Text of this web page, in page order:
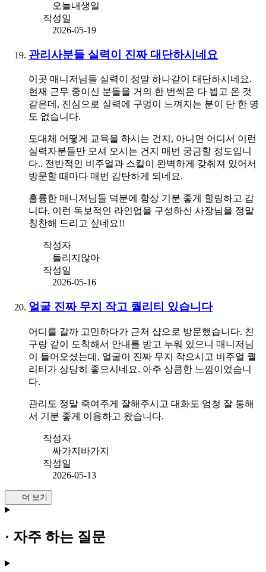
오늘내생일
작성일
2026-05-19
관리사분들 실력이 진짜 대단하시네요
이곳 매니저님들 실력이 정말 하나같이 대단하시네요.
현재 근무 중이신 분들을 거의 한 번씩은 다 뵙고 온 것
같은데, 진심으로 실력에 구멍이 느껴지는 분이 단 한 명
도 없습니다.
도대체 어떻게 교육을 하시는 건지, 아니면 어디서 이런
실력자분들만 모셔 오시는 건지 매번 궁금할 정도입니
다.. 전반적인 비주얼과 스킬이 완벽하게 갖춰져 있어서
방문할 때마다 매번 감탄하게 되네요.
훌륭한 매니저님들 덕분에 항상 기분 좋게 힐링하고 갑
니다. 이런 독보적인 라인업을 구성하신 사장님을 정말
칭찬해 드리고 싶네요!!
작성자
들리지않아
작성일
2026-05-16
얼굴 진짜 무지 작고 퀄리티 있습니다
어디를 갈까 고민하다가 근처 샵으로 방문했습니다. 친
구랑 같이 도착해서 안내를 받고 누워 있으니 매니저님
이 들어오셨는데, 얼굴이 진짜 무지 작으시고 비주얼 퀄
리티가 상당히 좋으시네요. 아주 상큼한 느낌이었습니
다.
관리도 정말 죽여주게 잘해주시고 대화도 엄청 잘 통해
서 기분 좋게 이용하고 왔습니다.
작성자
싸가지바가지
작성일
2026-05-13
더 보기
· 자주 하는 질문